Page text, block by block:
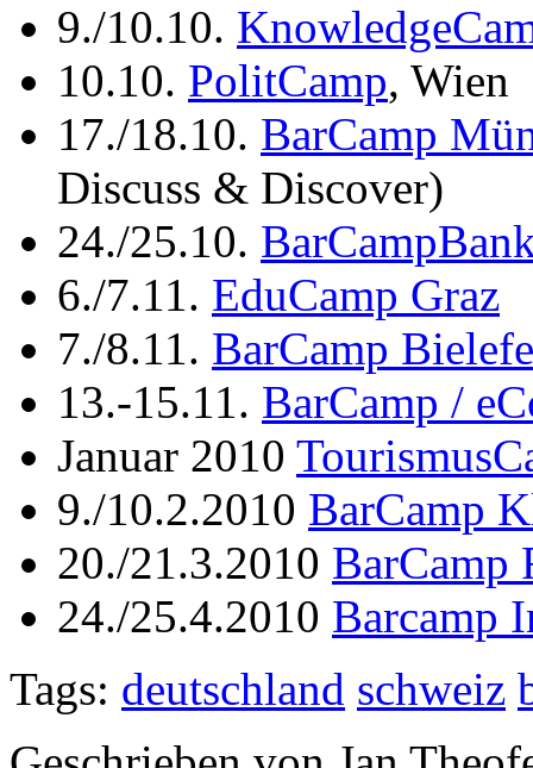
9./10.10.
10.10. PolitCamp, Wien
17./18.10. BarCamp
Discuss & Discover)
24./25.10.
6./7.11. EduCamp Graz
7./8.11. BarCamp
13.-15.11. BarCamp /
Januar 2010
9./10.2.2010 BarCamp
20./21.3.2010 BarCamp
24./25.4.2010 Barcamp
Tags: deutschland schweiz